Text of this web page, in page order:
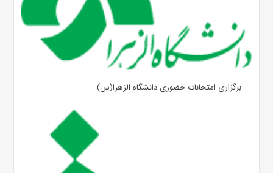
برگزاری امتحانات حضوری دانشگاه الزهرا(س)